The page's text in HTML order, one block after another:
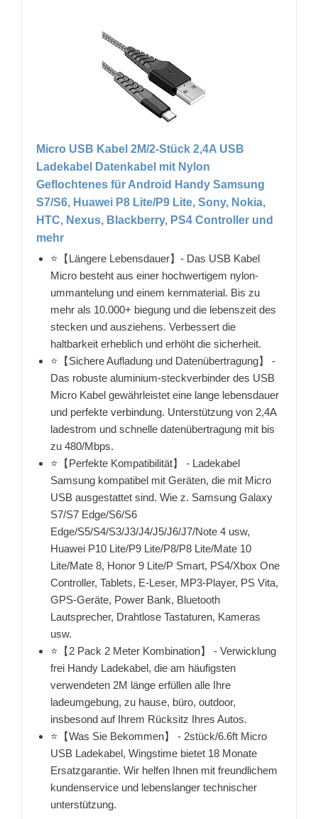
Micro USB Kabel 2M/2-Stück 2,4A USB
Ladekabel Datenkabel mit Nylon
Geflochtenes für Android Handy Samsung
S7/S6, Huawei P8 Lite/P9 Lite, Sony, Nokia,
HTC, Nexus, Blackberry, PS4 Controller und
mehr
⭐【Längere Lebensdauer】- Das USB Kabel
Micro besteht aus einer hochwertigem nylon-
ummantelung und einem kernmaterial. Bis zu
mehr als 10.000+ biegung und die lebenszeit des
stecken und ausziehens. Verbessert die
haltbarkeit erheblich und erhöht die sicherheit.
⭐【Sichere Aufladung und Datenübertragung】 -
Das robuste aluminium-steckverbinder des USB
Micro Kabel gewährleistet eine lange lebensdauer
und perfekte verbindung. Unterstützung von 2,4A
ladestrom und schnelle datenübertragung mit bis
zu 480/Mbps.
⭐【Perfekte Kompatibilität】 - Ladekabel
Samsung kompatibel mit Geräten, die mit Micro
USB ausgestattet sind. Wie z. Samsung Galaxy
S7/S7 Edge/S6/S6
Edge/S5/S4/S3/J3/J4/J5/J6/J7/Note 4 usw,
Huawei P10 Lite/P9 Lite/P8/P8 Lite/Mate 10
Lite/Mate 8, Honor 9 Lite/P Smart, PS4/Xbox One
Controller, Tablets, E-Leser, MP3-Player, PS Vita,
GPS-Geräte, Power Bank, Bluetooth
Lautsprecher, Drahtlose Tastaturen, Kameras
usw.
⭐【2 Pack 2 Meter Kombination】 - Verwicklung
frei Handy Ladekabel, die am häufigsten
verwendeten 2M länge erfüllen alle Ihre
ladeumgebung, zu hause, büro, outdoor,
insbesond auf Ihrem Rücksitz Ihres Autos.
⭐【Was Sie Bekommen】 - 2stück/6.6ft Micro
USB Ladekabel, Wingstime bietet 18 Monate
Ersatzgarantie. Wir helfen Ihnen mit freundlichem
kundenservice und lebenslanger technischer
unterstützung.